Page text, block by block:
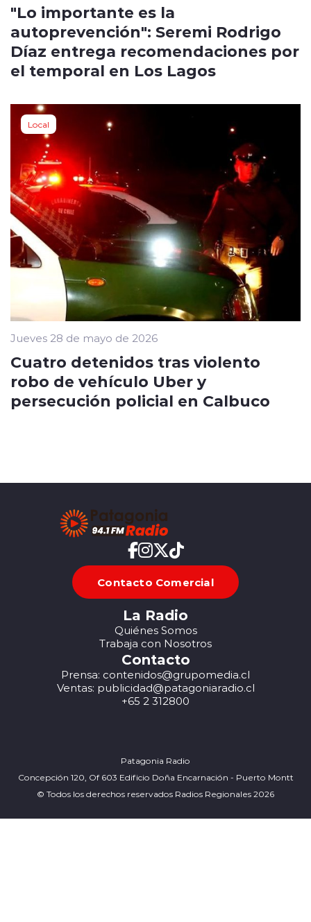
"Lo importante es la
autoprevención": Seremi Rodrigo
Díaz entrega recomendaciones por
el temporal en Los Lagos
Local
Jueves 28 de mayo de 2026
Cuatro detenidos tras violento
robo de vehículo Uber y
persecución policial en Calbuco
Contacto Comercial
La Radio
Quiénes Somos
Trabaja con Nosotros
Contacto
Prensa: contenidos@grupomedia.cl
Ventas: publicidad@patagoniaradio.cl
+65 2 312800
Patagonia Radio
Concepción 120, Of 603 Edificio Doña Encarnación - Puerto Montt
© Todos los derechos reservados Radios Regionales 2026